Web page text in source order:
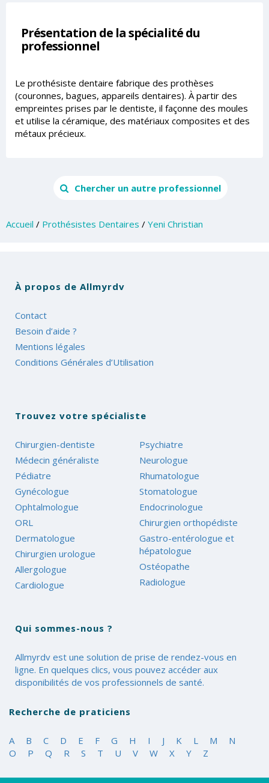
Présentation de la spécialité du
professionnel
Le prothésiste dentaire fabrique des prothèses
(couronnes, bagues, appareils dentaires). À partir des
empreintes prises par le dentiste, il façonne des moules
et utilise la céramique, des matériaux composites et des
métaux précieux.
Chercher un autre professionnel
Accueil / Prothésistes Dentaires / Yeni Christian
À propos de Allmyrdv
Contact
Besoin d’aide ?
Mentions légales
Conditions Générales d’Utilisation
Trouvez votre spécialiste
Chirurgien-dentiste
Médecin généraliste
Pédiatre
Gynécologue
Ophtalmologue
ORL
Dermatologue
Chirurgien urologue
Allergologue
Cardiologue
Psychiatre
Neurologue
Rhumatologue
Stomatologue
Endocrinologue
Chirurgien orthopédiste
Gastro-entérologue et
hépatologue
Ostéopathe
Radiologue
Qui sommes-nous ?
Allmyrdv est une solution de prise de rendez-vous en
ligne. En quelques clics, vous pouvez accéder aux
disponibilités de vos professionnels de santé.
Recherche de praticiens
A B C D E F G H I J K L M
N
O
P Q R S T U V W X Y Z